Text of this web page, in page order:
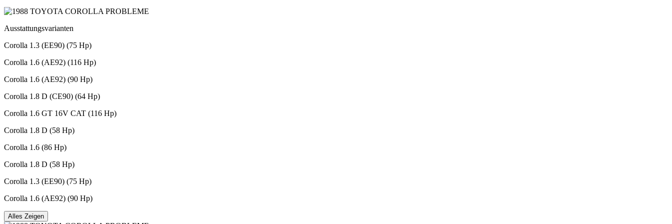
Ausstattungsvarianten
Corolla 1.3 (EE90) (75 Hp)
Corolla 1.6 (AE92) (116 Hp)
Corolla 1.6 (AE92) (90 Hp)
Corolla 1.8 D (CE90) (64 Hp)
Corolla 1.6 GT 16V CAT (116 Hp)
Corolla 1.8 D (58 Hp)
Corolla 1.6 (86 Hp)
Corolla 1.8 D (58 Hp)
Corolla 1.3 (EE90) (75 Hp)
Corolla 1.6 (AE92) (90 Hp)
Alles Zeigen